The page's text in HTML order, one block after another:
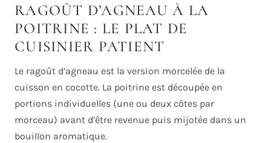
RAGOÛT D’AGNEAU À LA
POITRINE : LE PLAT DE
CUISINIER PATIENT
Le ragoût d’agneau est la version morcelée de la
cuisson en cocotte. La poitrine est découpée en
portions individuelles (une ou deux côtes par
morceau) avant d’être revenue puis mijotée dans un
bouillon aromatique.